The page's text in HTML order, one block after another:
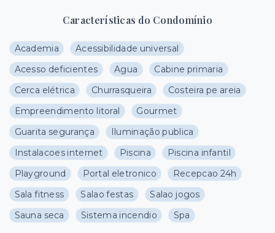
Características do Condomínio
Academia
Acessibilidade universal
Acesso deficientes
Agua
Cabine primaria
Cerca elétrica
Churrasqueira
Costeira pe areia
Empreendimento litoral
Gourmet
Guarita segurança
Iluminação publica
Instalacoes internet
Piscina
Piscina infantil
Playground
Portal eletronico
Recepcao 24h
Sala fitness
Salao festas
Salao jogos
Sauna seca
Sistema incendio Spa